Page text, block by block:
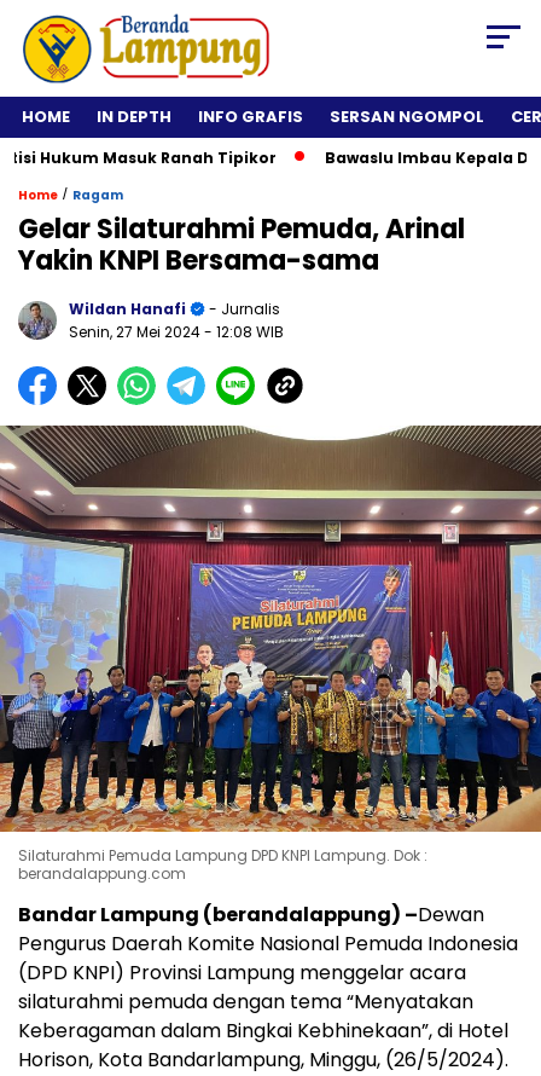
HOME IN DEPTH INFO GRAFIS SERSAN NGOMPOL
Masuk Ranah Tipikor Bawaslu Imbau Kepala
Home / Ragam
Gelar Silaturahmi Pemuda, Arinal
Yakin KNPI Bersama-sama
Wildan Hanafi
- Jurnalis
Senin, 27 Mei 2024- 12:08 WIB
Silaturahmi Pemuda Lampung DPD KNPI Lampung. Dok :
berandalappung.com
Bandar Lampung (berandalappung) –Dewan
Pengurus Daerah Komite Nasional Pemuda Indonesia
(DPD KNPI) Provinsi Lampung menggelar acara
silaturahmi pemuda dengan tema “Menyatakan
Keberagaman dalam Bingkai Kebhinekaan”, di Hotel
Horison, Kota Bandarlampung, Minggu, (26/5/2024).